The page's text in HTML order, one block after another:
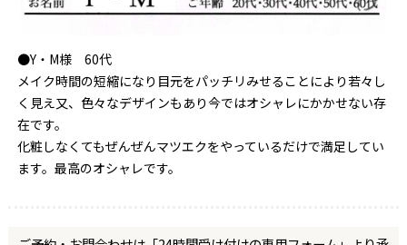
●Y・M様 60代
メイク時間の短縮になり目元をパッチリみせることにより若々し
く見え又、色々なデザインもあり今ではオシャレにかかせない存
在です。
化粧しなくてもぜんぜんマツエクをやっているだけで満足してい
ます。最高のオシャレです。